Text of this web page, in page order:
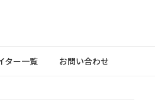
ター一覧 お問い合わせ